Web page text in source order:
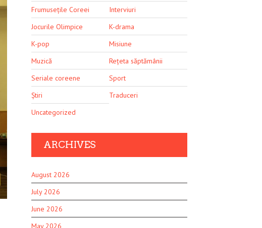
Frumusețile Coreei
Interviuri
Jocurile Olimpice
K-drama
K-pop
Misiune
Muzică
Rețeta săptămânii
Seriale coreene
Sport
Știri
Traduceri
Uncategorized
ARCHIVES
August 2026
July 2026
June 2026
May 2026